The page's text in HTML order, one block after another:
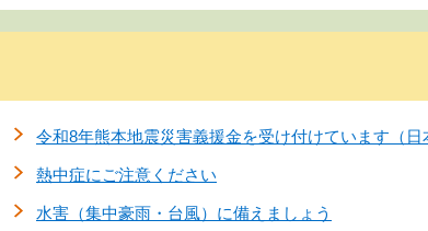
令和8年熊本地震災害義援金を受け付けています（日
熱中症にご注意ください
水害（集中豪雨・台風）に備えましょう